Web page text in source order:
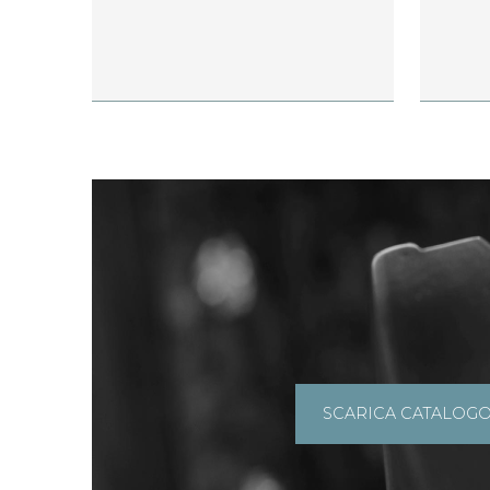
SCARICA